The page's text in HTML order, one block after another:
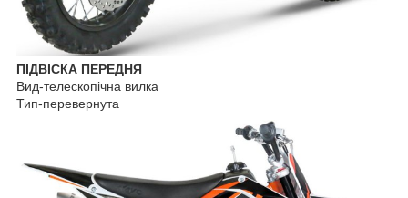
ПІДВІСКА ПЕРЕДНЯ
Вид-телескопічна вилка
Тип-перевернута